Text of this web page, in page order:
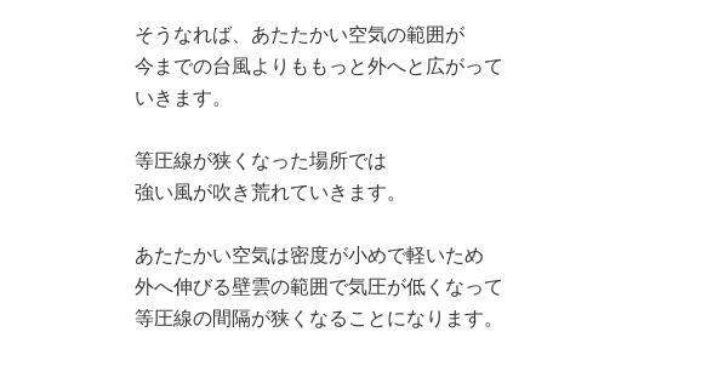
そうなれば、あたたかい空気の範囲が
今までの台風よりももっと外へと広がって
いきます。
等圧線が狭くなった場所では
強い風が吹き荒れていきます。
あたたかい空気は密度が小めで軽いため
外へ伸びる壁雲の範囲で気圧が低くなって
等圧線の間隔が狭くなることになります。